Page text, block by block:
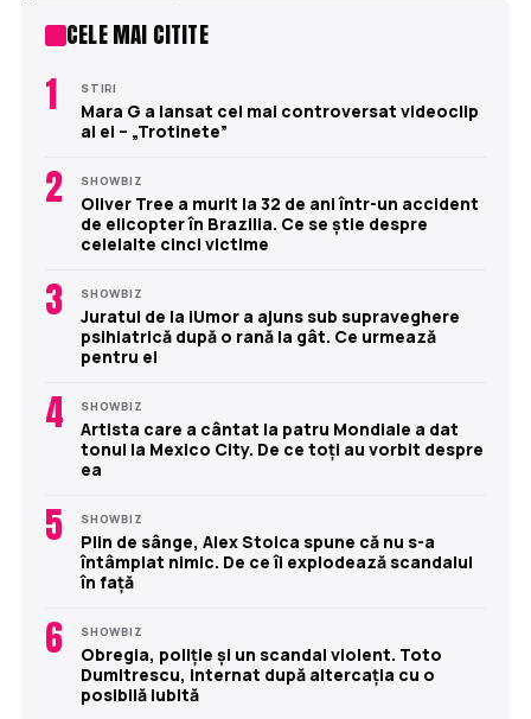
CELE MAI CITITE
1 STIRI
Mara G a lansat cel mai controversat videoclip
al ei – „Trotinete”
2 SHOWBIZ
Oliver Tree a murit la 32 de ani într-un accident
de elicopter în Brazilia. Ce se știe despre
celelalte cinci victime
3 SHOWBIZ
Juratul de la iUmor a ajuns sub supraveghere
psihiatrică după o rană la gât. Ce urmează
pentru el
4 SHOWBIZ
Artista care a cântat la patru Mondiale a dat
tonul la Mexico City. De ce toți au vorbit despre
ea
5 SHOWBIZ
Plin de sânge, Alex Stoica spune că nu s-a
întâmplat nimic. De ce îi explodează scandalul
în față
6 SHOWBIZ
Obregia, poliție și un scandal violent. Toto
Dumitrescu, internat după altercația cu o
posibilă iubită